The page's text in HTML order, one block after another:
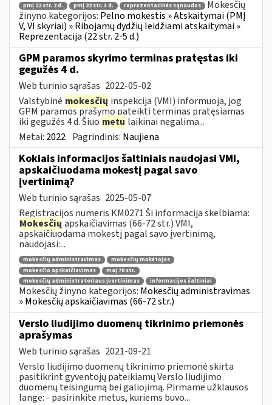
pmį 22 str. 2 d. pmį 22 str. 3 d. reprezentacinės sąnaudos
Mokesčių
žinyno kategorijos: Pelno mokestis » Atskaitymai (PMĮ
V, VI skyriai) » Ribojamų dydžių leidžiami atskaitymai »
Reprezentacija (22 str. 2-5 d.)
GPM paramos skyrimo terminas pratęstas iki
gegužės 4 d.
Web turinio sąrašas 2022-05-02
Valstybinė mokesčių inspekcija (VMI) informuoja, jog
GPM paramos prašymo pateikti terminas pratęsiamas
iki gegužės 4 d. Šiuo metu laikinai negalima...
Metai: 2022 Pagrindinis: Naujiena
Kokiais informacijos šaltiniais naudojasi VMI,
apskaičiuodama mokestį pagal savo
įvertinimą?
Web turinio sąrašas 2025-05-07
Registracijos numeris KM0271 Ši informacija skelbiama:
Mokesčių apskaičiavimas (66-72 str.) VMI,
apskaičiuodama mokestį pagal savo įvertinimą,
naudojasi:...
mokesčių administravimas
mokesčių mokėtojas
mokesčio apskaičiavimas
maį 70 str.
mokesčių administratoriaus įvertinimas
informacijos šaltiniai
Mokesčių žinyno kategorijos: Mokesčių administravimas
» Mokesčių apskaičiavimas (66-72 str.)
Verslo liudijimo duomenų tikrinimo priemonės
aprašymas
Web turinio sąrašas 2021-09-21
Verslo liudijimo duomenų tikrinimo priemonė skirta
pasitikrint gyventojų pateikiamų Verslo liudijimo
duomenų teisingumą bei galiojimą. Pirmame užklausos
lange: - pasirinkite metus, kuriems buvo...